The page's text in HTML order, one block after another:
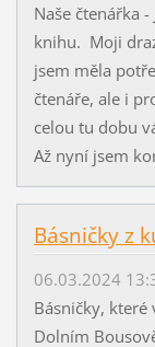
Naše čtenářka
knihu. Moji
jsem měla
čtenáře, ale i
celou tu dobu
Až nyní jsem
Básničky z
06.03.2024
Básničky,
Dolním